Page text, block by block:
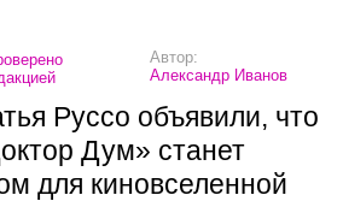
Автор:
Александр Иванов
Руссо объявили, что
Дум» станет
для киновселенной